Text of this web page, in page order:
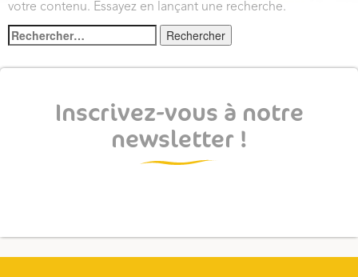
votre contenu. Essayez en lançant une recherche.
Rechercher :
Inscrivez-vous à notre
newsletter !